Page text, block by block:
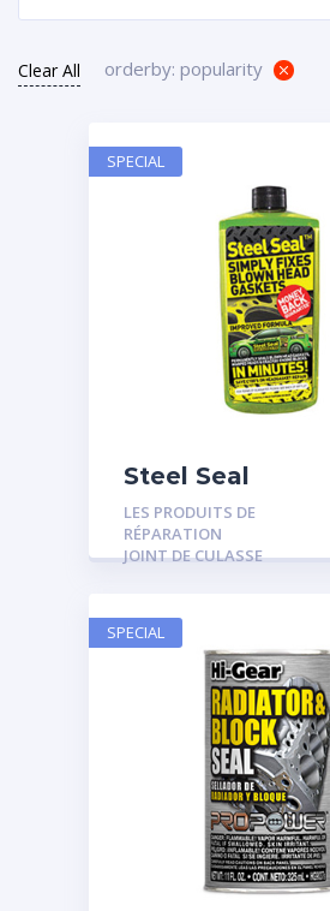
Clear All orderby: popularity
Steel Seal
LES PRODUITS DE
RÉPARATION
JOINT DE CULASSE
SPECIAL
SPECIAL